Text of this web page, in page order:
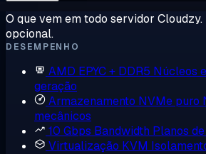
O que vem em todo servidor Cloudzy.
opcional.
DESEMPENHO
AMD EPYC + DDR5 Núcleos
geração
Armazenamento NVMe puro
mecânicos
10 Gbps Bandwidth Planos
Virtualização KVM